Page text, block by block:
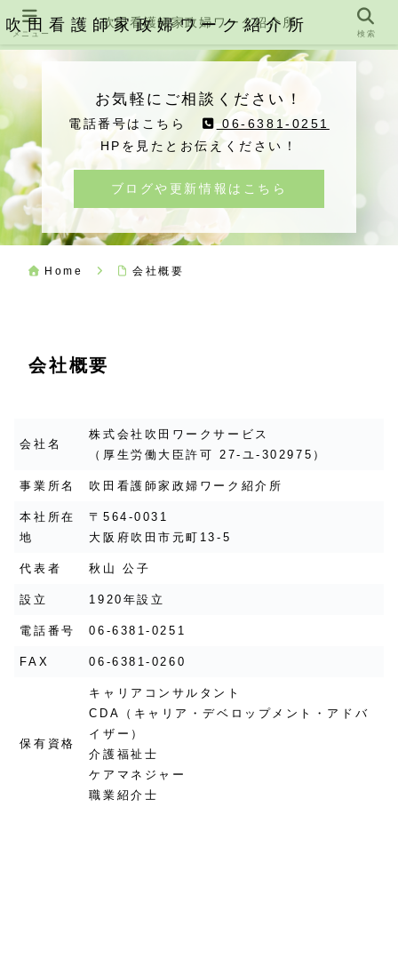
吹田看護師家政婦ワーク紹介所
お気軽にご相談ください！
電話番号はこちら
06-6381-0251
HPを見たとお伝えください！
ブログや更新情報はこちら
Home 会社概要
会社概要
会社名
株式会社吹田ワークサービス
（厚生労働大臣許可 27-ユ-302975）
事業所名 吹田看護師家政婦ワーク紹介所
本社所在
地
〒564-0031
大阪府吹田市元町13-5
代表者 秋山 公子
設立 1920年設立
電話番号 06-6381-0251
FAX 06-6381-0260
保有資格
キャリアコンサルタント
CDA（キャリア・デベロップメント・アドバ
イザー）
介護福祉士
ケアマネジャー
職業紹介士
メニュー
吹田看護師家政婦ワーク紹介所
検索